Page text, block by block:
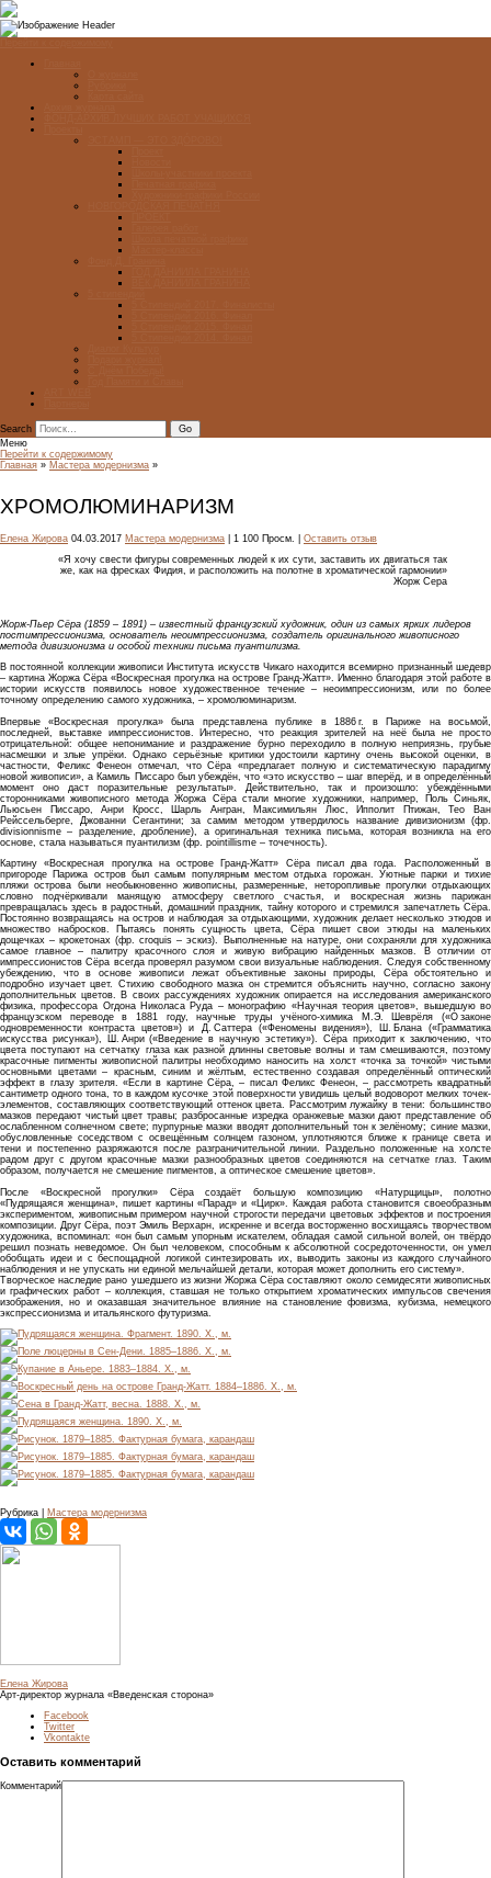
Search
Меню
Перейти к содержимому
Главная » Мастера модернизма »
ХРОМОЛЮМИНАРИЗМ
Елена Жирова 04.03.2017 Мастера модернизма | 1 100 Просм. | Оставить отзыв
«Я хочу свести фигуры современных людей к их сути, заставить их двигаться так
же, как на фресках Фидия, и расположить на полотне в хроматической гармонии»
Жорж Сера
Жорж-Пьер Сёра (1859 – 1891) – известный французский художник, один из самых ярких лидеров
постимпрессионизма, основатель неоимпрессионизма, создатель оригинального живописного
метода дивизионизма и особой техники письма пуантилизма.
В постоянной коллекции живописи Института искусств Чикаго находится всемирно признанный шедевр
– картина Жоржа Сёра «Воскресная прогулка на острове Гранд-Жатт». Именно благодаря этой работе в
истории искусств появилось новое художественное течение – неоимпрессионизм, или по более
точному определению самого художника, – хромолюминаризм.
Впервые «Воскресная прогулка» была представлена публике в 1886 г. в Париже на восьмой,
последней, выставке импрессионистов. Интересно, что реакция зрителей на неё была не просто
отрицательной: общее непонимание и раздражение бурно переходило в полную неприязнь, грубые
насмешки и злые упрёки. Однако серьёзные критики удостоили картину очень высокой оценки, в
частности, Феликс Фенеон отмечал, что Сёра «предлагает полную и систематическую парадигму
новой живописи», а Камиль Писсаро был убеждён, что «это искусство – шаг вперёд, и в определённый
момент оно даст поразительные результаты». Действительно, так и произошло: убеждёнными
сторонниками живописного метода Жоржа Сёра стали многие художники, например, Поль Синьяк,
Льюсьен Писсаро, Анри Кросс, Шарль Ангран, Максимильян Люс, Ипполит Птижан, Тео Ван
Рейссельберге, Джованни Сегантини; за самим методом утвердилось название дивизионизм (фр.
divisionnisme – разделение, дробление), а оригинальная техника письма, которая возникла на его
основе, стала называться пуантилизм (фр. pointillisme – точечность).
Картину «Воскресная прогулка на острове Гранд-Жатт» Сёра писал два года. Расположенный в
пригороде Парижа остров был самым популярным местом отдыха горожан. Уютные парки и тихие
пляжи острова были необыкновенно живописны, размеренные, неторопливые прогулки отдыхающих
словно подчёркивали манящую атмосферу светлого счастья, и воскресная жизнь парижан
превращалась здесь в радостный, домашний праздник, тайну которого и стремился запечатлеть Сёра.
Постоянно возвращаясь на остров и наблюдая за отдыхающими, художник делает несколько этюдов и
множество набросков. Пытаясь понять сущность цвета, Сёра пишет свои этюды на маленьких
дощечках – крокетонах (фр. croquis – эскиз). Выполненные на натуре, они сохраняли для художника
самое главное – палитру красочного слоя и живую вибрацию найденных мазков. В отличии от
импрессионистов Сёра всегда проверял разумом свои визуальные наблюдения. Следуя собственному
убеждению, что в основе живописи лежат объективные законы природы, Сёра обстоятельно и
подробно изучает цвет. Стихию свободного мазка он стремится объяснить научно, согласно закону
дополнительных цветов. В своих рассуждениях художник опирается на исследования американского
физика, профессора Огдона Николаса Руда – монографию «Научная теория цветов», вышедшую во
французском переводе в 1881 году, научные труды учёного-химика М.Э. Шеврёля («О законе
одновременности контраста цветов») и Д. Саттера («Феномены видения»), Ш. Блана («Грамматика
искусства рисунка»), Ш. Анри («Введение в научную эстетику»). Сёра приходит к заключению, что
цвета поступают на сетчатку глаза как разной длинны световые волны и там смешиваются, поэтому
красочные пигменты живописной палитры необходимо наносить на холст «точка за точкой» чистыми
основными цветами – красным, синим и жёлтым, естественно создавая определённый оптический
эффект в глазу зрителя. «Если в картине Сёра, – писал Феликс Фенеон, – рассмотреть квадратный
сантиметр одного тона, то в каждом кусочке этой поверхности увидишь целый водоворот мелких точек-
элементов, составляющих соответствующий оттенок цвета. Рассмотрим лужайку в тени: большинство
мазков передают чистый цвет травы; разбросанные изредка оранжевые мазки дают представление об
ослабленном солнечном свете; пурпурные мазки вводят дополнительный тон к зелёному; синие мазки,
обусловленные соседством с освещённым солнцем газоном, уплотняются ближе к границе света и
тени и постепенно разряжаются после разграничительной линии. Раздельно положенные на холсте
радом друг с другом красочные мазки разнообразных цветов соединяются на сетчатке глаз. Таким
образом, получается не смешение пигментов, а оптическое смешение цветов».
После «Воскресной прогулки» Сёра создаёт большую композицию «Натурщицы», полотно
«Пудрящаяся женщина», пишет картины «Парад» и «Цирк». Каждая работа становится своеобразным
экспериментом, живописным примером научной строгости передачи цветовых эффектов и построения
композиции. Друг Сёра, поэт Эмиль Верхарн, искренне и всегда восторженно восхищаясь творчеством
художника, вспоминал: «он был самым упорным искателем, обладая самой сильной волей, он твёрдо
решил познать неведомое. Он был человеком, способным к абсолютной сосредоточенности, он умел
обобщать идеи и с беспощадной логикой синтезировать их, выводить законы из каждого случайного
наблюдения и не упускать ни единой мельчайшей детали, которая может дополнить его систему».
Творческое наследие рано ушедшего из жизни Жоржа Сёра составляют около семидесяти живописных
и графических работ – коллекция, ставшая не только открытием хроматических импульсов свечения
изображения, но и оказавшая значительное влияние на становление фовизма, кубизма, немецкого
экспрессионизма и итальянского футуризма.
Рубрика | Мастера модернизма
Елена Жирова
Арт-директор журнала «Введенская сторона»
Facebook
Twitter
Vkontakte
Оставить комментарий
Комментарий